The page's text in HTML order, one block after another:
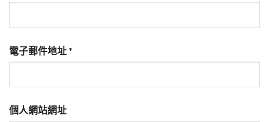
電子郵件地址 *
個人網站網址